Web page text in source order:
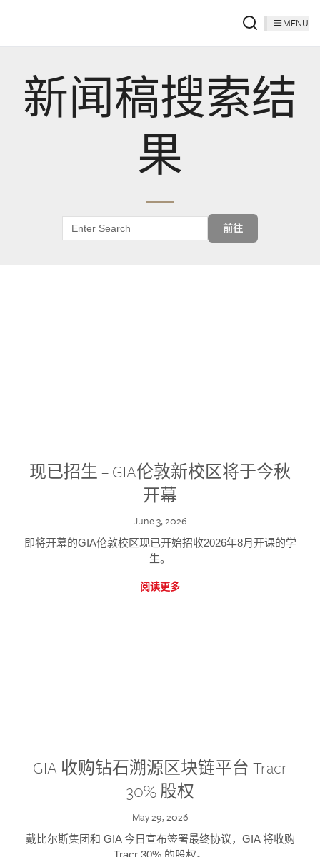
MENU
新闻稿搜索结
果
前往
现已招生 – GIA伦敦新校区将于今秋
开幕
June 3, 2026
即将开幕的GIA伦敦校区现已开始招收2026年8月开课的学
生。
阅读更多
GIA 收购钻石溯源区块链平台 Tracr
30% 股权
May 29, 2026
戴比尔斯集团和 GIA 今日宣布签署最终协议，GIA 将收购
Tracr 30% 的股权。